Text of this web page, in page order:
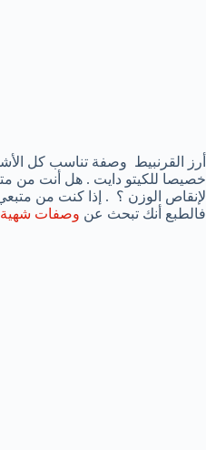
أرز القرنبيط وصفة تناسب كل
خصيصا للكيتو دايت . هل أنت من
لإنقاص الوزن ؟ . إذا كنت من متبعي
فالطبع أنك تبحث عن وصفات شهية